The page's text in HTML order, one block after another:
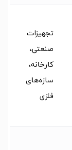
تجهیزات
صنعتی،
کارخانه،
سازه‌های
فلزی